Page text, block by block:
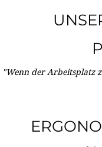
"Wenn der Arbeitsplatz